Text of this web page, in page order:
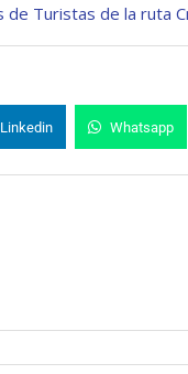
de Turistas de la ruta
Linkedin Whatsapp